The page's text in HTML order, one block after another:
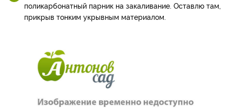
поликарбонатный парник на закаливание. Оставлю там,
прикрыв тонким укрывным материалом.